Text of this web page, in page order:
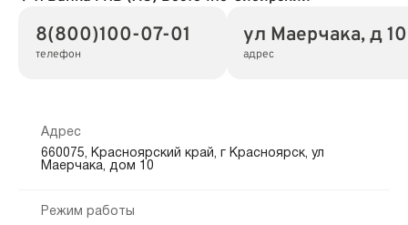
8(800)100-07-01
телефон
ул Маерчака, д 10
адрес
Адрес
660075, Красноярский край, г Красноярск, ул
Маерчака, дом 10
Режим работы